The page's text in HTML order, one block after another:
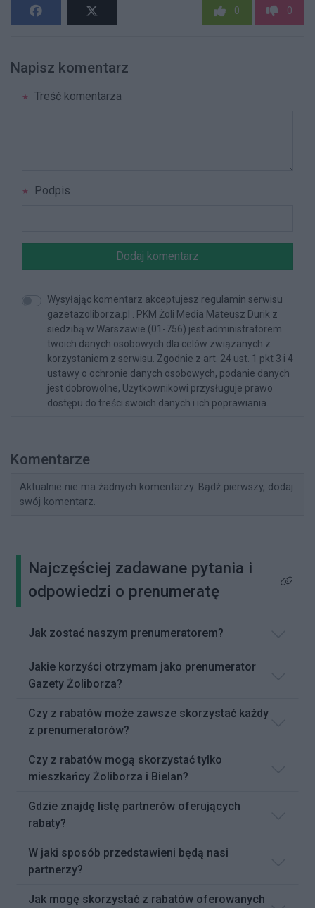
0 0
Napisz komentarz
Treść komentarza
Podpis
Dodaj komentarz
Wysyłając komentarz akceptujesz regulamin serwisu
gazetazoliborza.pl . PKM Żoli Media Mateusz Durik z
siedzibą w Warszawie (01-756) jest administratorem
twoich danych osobowych dla celów związanych z
korzystaniem z serwisu. Zgodnie z art. 24 ust. 1 pkt 3 i 4
ustawy o ochronie danych osobowych, podanie danych
jest dobrowolne, Użytkownikowi przysługuje prawo
dostępu do treści swoich danych i ich poprawiania.
Komentarze
Aktualnie nie ma żadnych komentarzy. Bądź pierwszy, dodaj
swój komentarz.
Najczęściej zadawane pytania i
odpowiedzi o prenumeratę
Kliknij
Jak zostać naszym prenumeratorem?
Jakie korzyści otrzymam jako prenumerator
Gazety Żoliborza?
Czy z rabatów może zawsze skorzystać każdy
z prenumeratorów?
Czy z rabatów mogą skorzystać tylko
mieszkańcy Żoliborza i Bielan?
Gdzie znajdę listę partnerów oferujących
rabaty?
W jaki sposób przedstawieni będą nasi
partnerzy?
Jak mogę skorzystać z rabatów oferowanych